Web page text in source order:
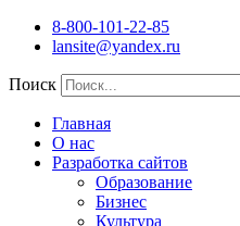
8-800-101-22-85
lansite@yandex.ru
Поиск
Главная
О нас
Разработка сайтов
Образование
Бизнес
Культура